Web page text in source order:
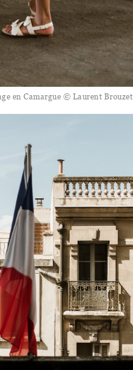
en Camargue © Laurent Brouzet